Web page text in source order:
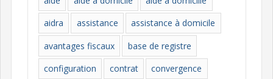
e
s
aidra
assistance
assistance à domicile
avantages fiscaux
base de registre
configuration
contrat
convergence